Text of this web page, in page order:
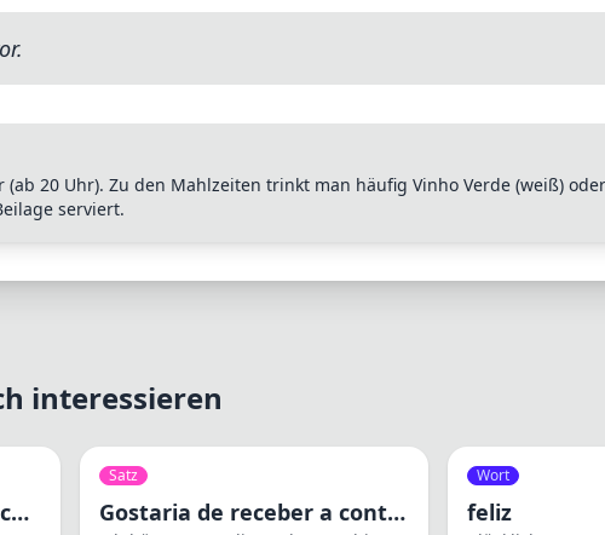
20 Uhr). Zu den Mahlzeiten trinkt man häufig Vinho Verde (weiß)
serviert.
interessieren
Qual é o tamanho deste casaco?
Satz
Gostaria de receber a conta, por favor.
Wort
feliz